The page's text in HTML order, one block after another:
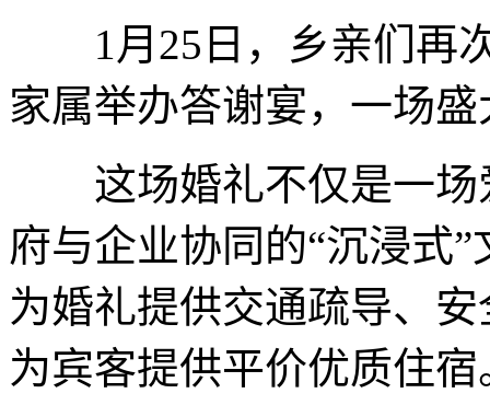
1月25日，乡亲们再次
家属举办答谢宴，一场
这场婚礼不仅是一场
府与企业协同的“沉浸式
为婚礼提供交通疏导、
为宾客提供平价优质住